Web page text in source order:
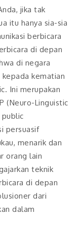
jika tak
itu hanya sia-sia
berbicara
di depan
di negara
kematian
Ini merupakan
(Neuro-Linguistic
public
persuasif
menarik dan
orang lain
teknik
di depan
dari
dalam